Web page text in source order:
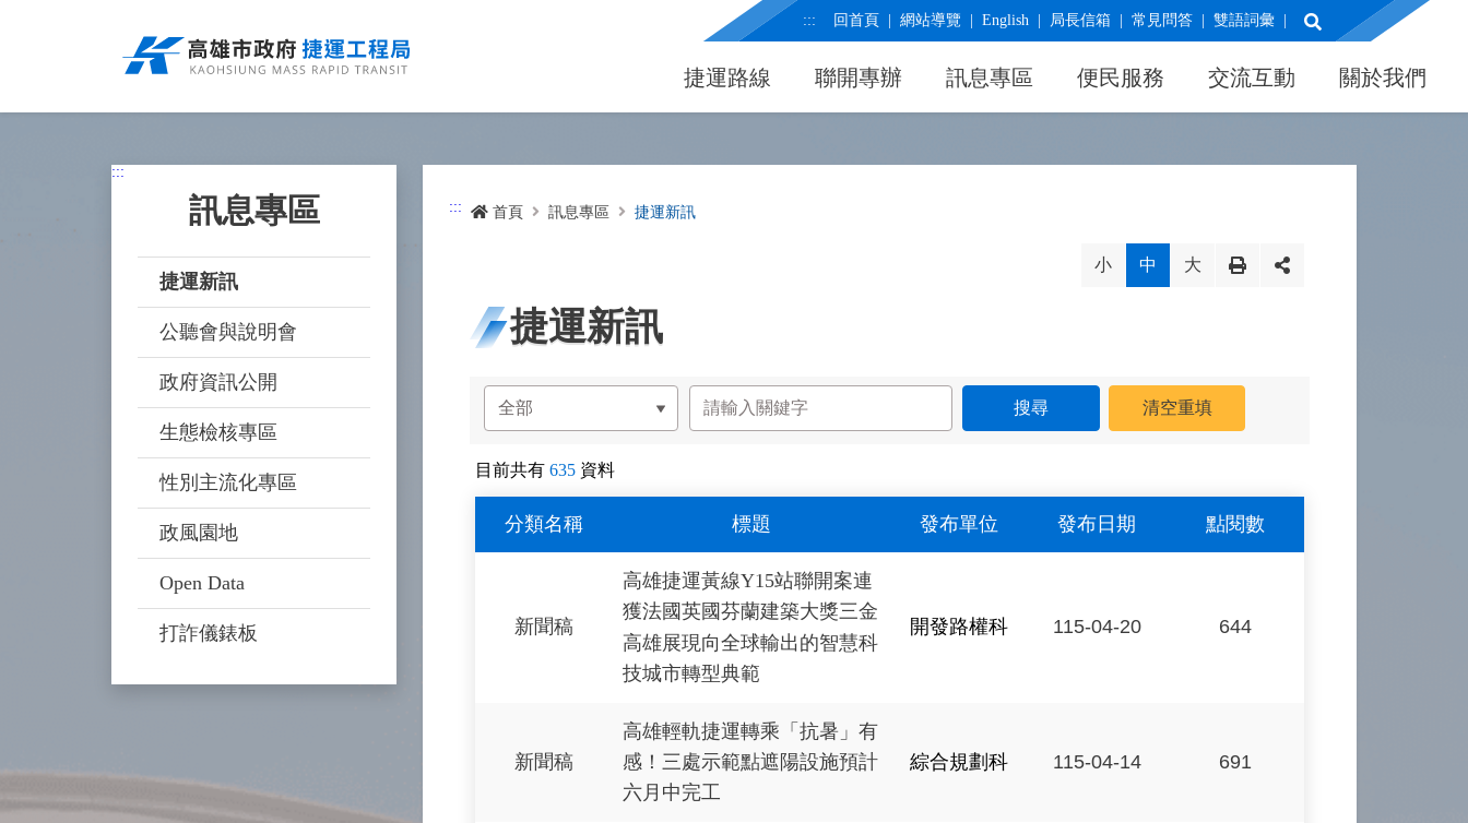
::: 回首頁 網站導覽 English 局長信箱 常見問答 雙語詞彙 展開搜尋
捷運路線 聯開專辦 訊息專區 便民服務 交流互動 關於我們
:::
訊息專區
捷運新訊
公聽會與說明會
政府資訊公開
生態檢核專區
性別主流化專區
政風園地
Open Data
打詐儀錶板
::: 首頁 訊息專區 捷運新訊
小 中 大
捷運新訊
目前共有 635 資料
分類名稱 標題 發布單位 發布日期 點閱數
新聞稿
高雄捷運黃線Y15站聯開案連
獲法國英國芬蘭建築大獎三金
高雄展現向全球輸出的智慧科
技城市轉型典範
開發路權科 115-04-20 644
新聞稿
高雄輕軌捷運轉乘「抗暑」有
感！三處示範點遮陽設施預計
六月中完工
綜合規劃科 115-04-14 691